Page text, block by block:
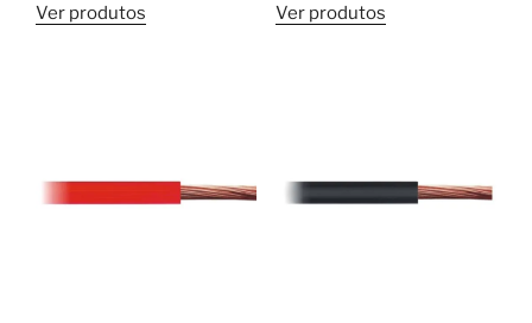
Ver produtos Ver produtos